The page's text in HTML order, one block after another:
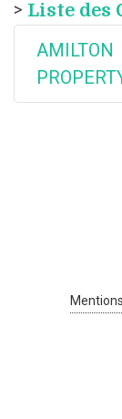
> Liste des
AMILTON